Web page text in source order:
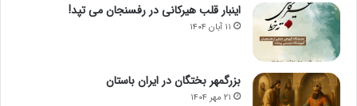
اینبار قلب هیرکانی در رفسنجان می تپد!
۱۱ آبان ۱۴۰۴
بزرگمهر بختگان در ایران باستان
۲۱ مهر ۱۴۰۴